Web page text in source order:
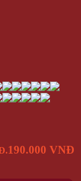
190.000 VNĐ